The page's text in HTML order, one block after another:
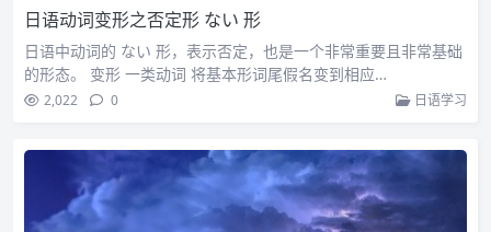
日语动词变形之否定形 ない 形
日语中动词的 ない 形，表示否定，也是一个非常重要且非常基础
的形态。 变形 一类动词 将基本形词尾假名变到相应…
2,022 0 日语学习